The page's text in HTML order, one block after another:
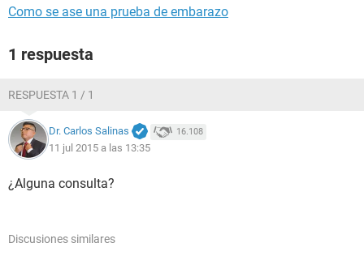
Como se ase una prueba de embarazo
1 respuesta
RESPUESTA 1 / 1
Dr. Carlos Salinas 16.108
11 jul 2015 a las 13:35
¿Alguna consulta?
Discusiones similares